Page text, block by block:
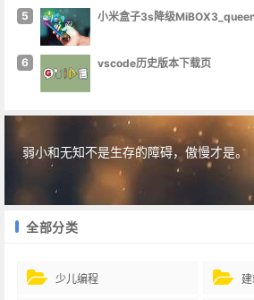
5
小米盒子3s降级
6
vscode历史版本下载页
弱小和无知不是生存的障碍，傲慢才是。
全部分类
少儿编程